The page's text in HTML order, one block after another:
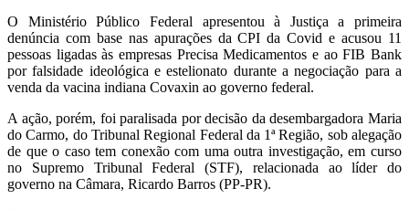
O Ministério Público Federal apresentou à Justiça a primeira
denúncia com base nas apurações da CPI da Covid e acusou 11
pessoas ligadas às empresas Precisa Medicamentos e ao FIB Bank
por falsidade ideológica e estelionato durante a negociação para a
venda da vacina indiana Covaxin ao governo federal.
A ação, porém, foi paralisada por decisão da desembargadora Maria
do Carmo, do Tribunal Regional Federal da 1ª Região, sob alegação
de que o caso tem conexão com uma outra investigação, em curso
no Supremo Tribunal Federal (STF), relacionada ao líder do
governo na Câmara, Ricardo Barros (PP-PR).